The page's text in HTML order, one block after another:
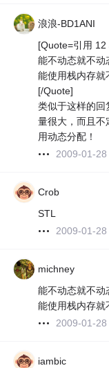
浪浪-BD1ANI
[Quote=引用
能不动态就不动
能使用栈内存就
[/Quote]
类似于这样的回
量很大，而且不
用动态分配！
2009-01-28
Crob
STL
2009-01-28
michney
能不动态就不动
能使用栈内存就
2009-01-28
iambic